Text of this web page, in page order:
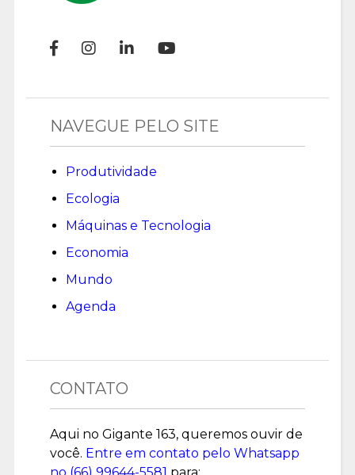
NAVEGUE PELO SITE
Produtividade
Ecologia
Máquinas e Tecnologia
Economia
Mundo
Agenda
CONTATO
Aqui no Gigante 163, queremos ouvir de
você. Entre em contato pelo Whatsapp